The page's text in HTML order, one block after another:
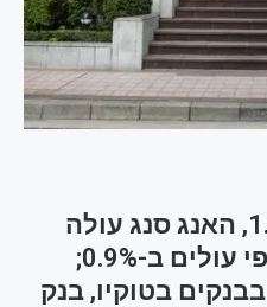
מדד ניקיי עולה ב-1.4%, האנג סנג עולה
ב-2.6%, שנגחאי וקוספי עולים ב-0.9%;
עליות של יותר מ-1% בבנקים בטוקיו, בנק